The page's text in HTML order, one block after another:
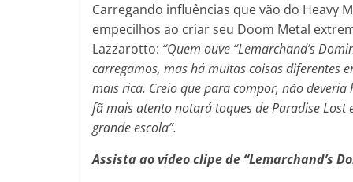
Carregando influências que vão do Heavy
empecilhos ao criar seu Doom Metal
Lazzarotto: “Quem ouve “Lemarchand’s
carregamos, mas há muitas coisas diferentes
mais rica. Creio que para compor, não
fã mais atento notará toques de Paradise Lost
grande escola”.
Assista ao vídeo clipe de “Lemarchand’s